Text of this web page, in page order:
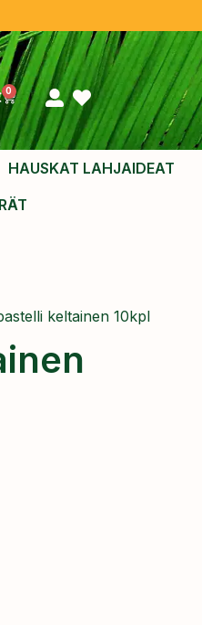
0
HAUSKAT LAHJAIDEAT
keltainen 10kpl